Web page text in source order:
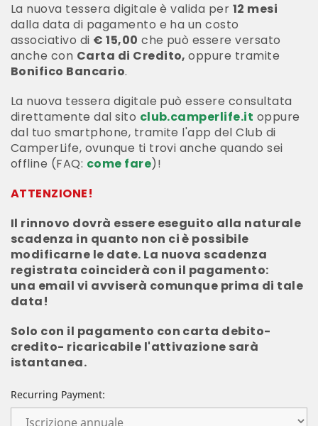
La nuova tessera digitale èvalida per 12 mesi
dalla data di pagamento e ha un costo
associativo di € 15,00 che può essere versato
anche con Carta di Credito,oppure tramite
Bonifico Bancario.
La nuova tessera digitale può essere consultata
direttamente dal sito club.camperlife.it oppure
dal tuo smartphone, tramite l'app delClub di
CamperLife, ovunque ti trovi anche quando sei
offline (FAQ: come fare)!
ATTENZIONE!
Il rinnovo dovrà essere eseguito alla naturale
scadenza in quanto non ci è possibile
modificarne le date. La nuova scadenza
registrata coinciderà con il pagamento:
una email vi avviserà comunque prima di tale
data!
Solo con il pagamento con carta debito-
credito- ricaricabile l'attivazione sarà
istantanea.
Recurring Payment: